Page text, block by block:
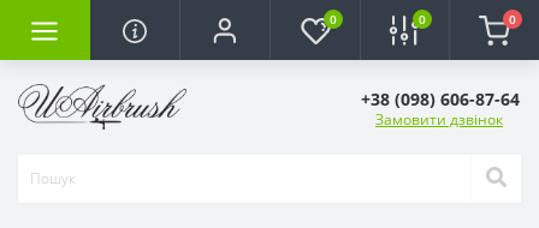
0 0 0
+38 (098) 606-87-64
Замовити дзвінок